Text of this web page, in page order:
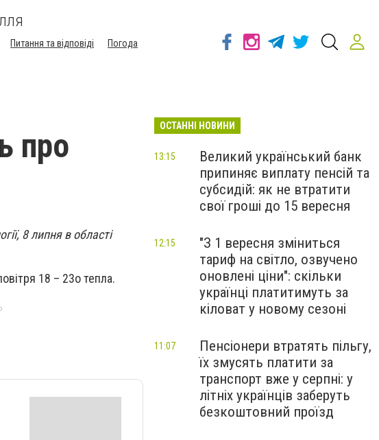
Питання та відповіді
Погода
про
8 липня в області
18 – 23отепла.
ОСТАННІ НОВИНИ
Великий український банк
припиняє виплату пенсій та
субсидій: як не втратити
свої гроші до 15 вересня
13:15
"З 1 вересня зміниться
тариф на світло, озвучено
оновлені ціни": скільки
українці платитимуть за
кіловат у новому сезоні
12:15
Пенсіонери втратять пільгу,
їх змусять платити за
транспорт вже у серпні: у
літніх українців заберуть
безкоштовний проїзд
11:07